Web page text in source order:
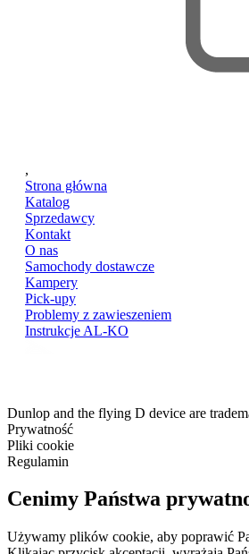
,
Strona główna
Katalog
Sprzedawcy
Kontakt
O nas
Samochody dostawcze
Kampery
Pick-upy
Problemy z zawieszeniem
Instrukcje AL-KO
Dunlop and the flying D device are
Prywatność
Pliki cookie
Regulamin
Cenimy Państwa
Używamy plików cookie, aby poprawić